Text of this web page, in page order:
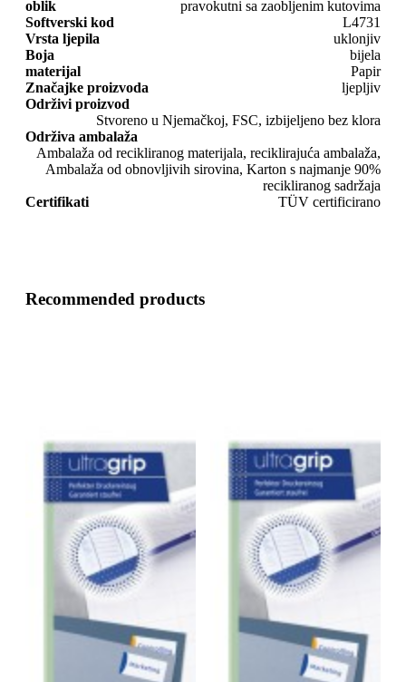
oblik
pravokutni sa zaobljenim kutovima
Softverski kod
L4731
Vrsta ljepila
uklonjiv
Boja
bijela
materijal
Papir
Značajke proizvoda
ljepljiv
Održivi proizvod
Stvoreno u Njemačkoj, FSC, izbijeljeno bez klora
Održiva ambalaža
Ambalaža od recikliranog materijala, reciklirajuća ambalaža,
Ambalaža od obnovljivih sirovina, Karton s najmanje 90%
recikliranog sadržaja
Certifikati
TÜV certificirano
Recommended products